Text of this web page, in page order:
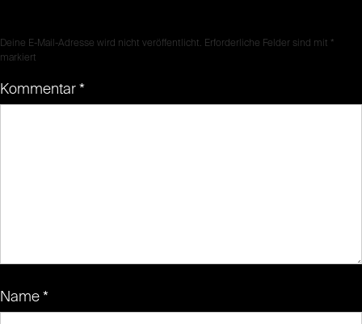
Deine E-Mail-Adresse wird nicht veröffentlicht. Erforderliche Felder sind mit *
markiert
Kommentar *
Name *